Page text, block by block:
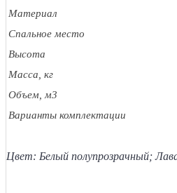
Материал
Спальное место
Высота
Масса, кг
Объем, м3
Варианты комплектации
Цвет: Белый полупрозрачный;